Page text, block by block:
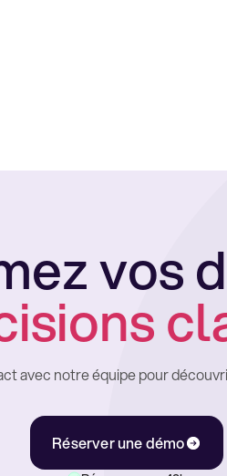
vos
avec notre équipe pour
Réserver une démo